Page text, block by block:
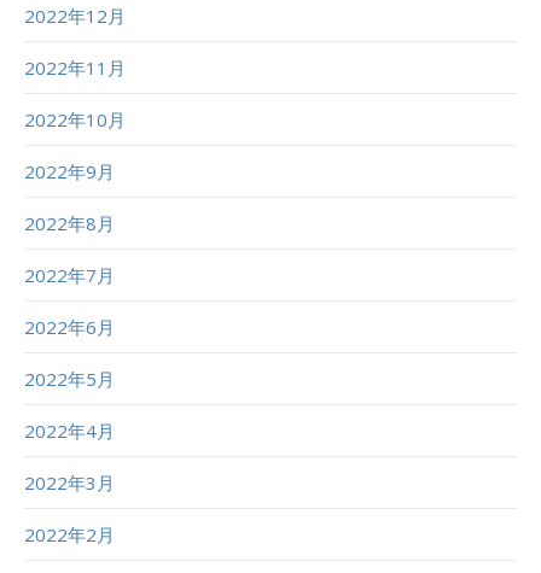
2022年12月
2022年11月
2022年10月
2022年9月
2022年8月
2022年7月
2022年6月
2022年5月
2022年4月
2022年3月
2022年2月